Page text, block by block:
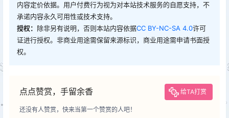
内容定价依据。用户付费行为视为对本站技术服务的自愿支持，不
承诺内容永久可用性或技术支持。
授权： 除非另有说明，否则本站内容依据CC BY-NC-SA 4.0许可
证进行授权。非商业用途需保留来源标识，商业用途需申请书面授
权。
点点赞赏，手留余香 给TA打赏
还没有人赞赏，快来当第一个赞赏的人吧！